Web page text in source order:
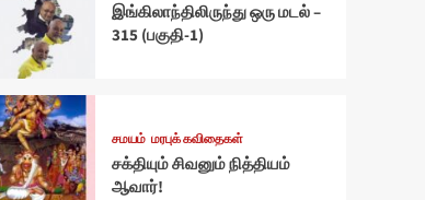
இங்கிலாந்திலிருந்து ஒரு மடல் –
315 (பகுதி-1)
சமயம் மரபுக் கவிதைகள்
சக்தியும் சிவனும் நித்தியம்
ஆவார்!